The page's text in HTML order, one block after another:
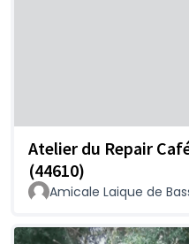
Atelier du Repair
(44610)
Amicale Laique de